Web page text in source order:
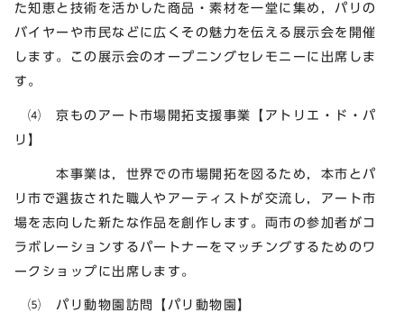
た知恵と技術を活かした商品・素材を一堂に集め，パリの
バイヤーや市民などに広くその魅力を伝える展示会を開催
します。この展示会のオープニングセレモニーに出席しま
す。
⑷ 京ものアート市場開拓支援事業【アトリエ・ド・パ
リ】
本事業は，世界での市場開拓を図るため，本市とパ
リ市で選抜された職人やアーティストが交流し，アート市
場を志向した新たな作品を創作します。両市の参加者がコ
ラボレーションするパートナーをマッチングするためのワ
ークショップに出席します。
⑸ パリ動物園訪問【パリ動物園】